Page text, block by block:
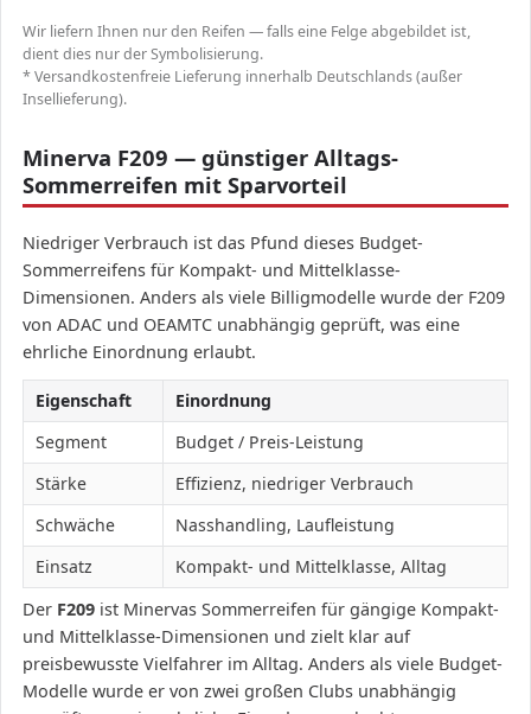
Wir liefern Ihnen nur den Reifen — falls eine Felge abgebildet ist,
dient dies nur der Symbolisierung.
* Versandkostenfreie Lieferung innerhalb Deutschlands (außer
Insellieferung).
Minerva F209 — günstiger Alltags-
Sommerreifen mit Sparvorteil
Niedriger Verbrauch ist das Pfund dieses Budget-
Sommerreifens für Kompakt- und Mittelklasse-
Dimensionen. Anders als viele Billigmodelle wurde der F209
von ADAC und OEAMTC unabhängig geprüft, was eine
ehrliche Einordnung erlaubt.
Eigenschaft
Einordnung
Segment
Budget / Preis-Leistung
Stärke
Effizienz, niedriger Verbrauch
Schwäche
Nasshandling, Laufleistung
Einsatz
Kompakt- und Mittelklasse, Alltag
Der F209 ist Minervas Sommerreifen für gängige Kompakt-
und Mittelklasse-Dimensionen und zielt klar auf
preisbewusste Vielfahrer im Alltag. Anders als viele Budget-
Modelle wurde er von zwei großen Clubs unabhängig